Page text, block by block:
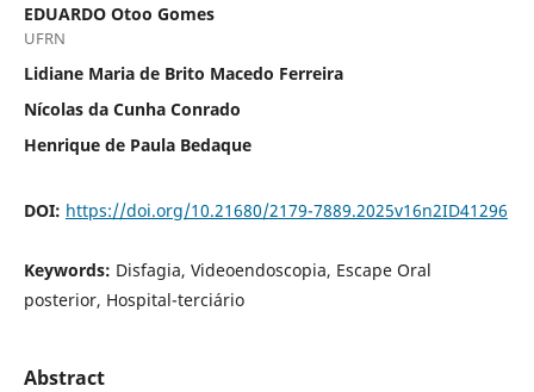
EDUARDO Otoo Gomes
UFRN
Lidiane Maria de Brito Macedo Ferreira
Nícolas da Cunha Conrado
Henrique de Paula Bedaque
DOI: https://doi.org/10.21680/2179-7889.2025v16n2ID41296
Keywords: Disfagia, Videoendoscopia, Escape Oral
posterior, Hospital-terciário
Abstract